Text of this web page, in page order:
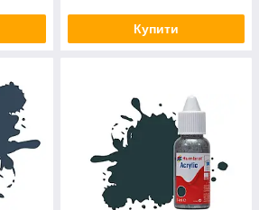
Купити